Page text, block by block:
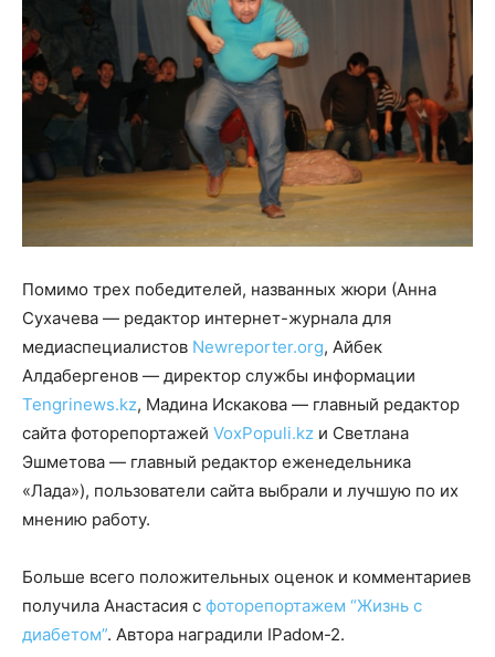
Помимо трех победителей, названных жюри (Анна
Сухачева — редактор интернет-журнала для
медиаспециалистов Newreporter.org, Айбек
Алдабергенов — директор службы информации
Tengrinews.kz, Мадина Искакова — главный редактор
сайта фоторепортажей VoxPopuli.kz и Светлана
Эшметова — главный редактор еженедельника
«Лада»), пользователи сайта выбрали и лучшую по их
мнению работу.
Больше всего положительных оценок и комментариев
получила Анастасия с фоторепортажем “Жизнь с
диабетом”. Автора наградили IPadом-2.